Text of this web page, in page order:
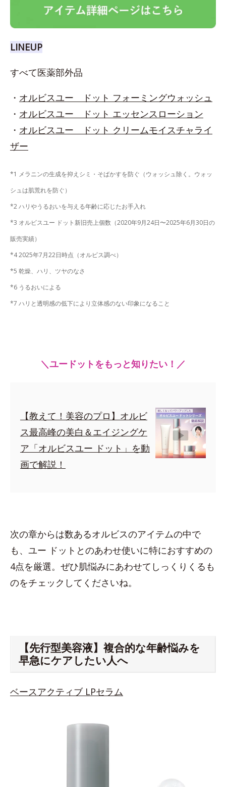
LINEUP
すべて医薬部外品
・ オルビスユー ドット フォーミングウォッシュ
・ オルビスユー ドット エッセンスローション
・ オルビスユー ドット クリームモイスチャライ
ザー
*1 メラニンの生成を抑えシミ・そばかすを防ぐ（ウォッシュ除く。ウォッ
シュは肌荒れを防ぐ）
*2 ハリやうるおいを与える年齢に応じたお手入れ
*3 オルビスユー ドット新旧売上個数（2020年9月24日〜2025年6月30日の
販売実績）
*4 2025年7月22日時点（オルビス調べ）
*5 乾燥、ハリ、ツヤのなさ
*6 うるおいによる
*7 ハリと透明感の低下により立体感のない印象になること
＼ユードットをもっと知りたい！／
【教えて！美容のプロ】オルビ
ス最高峰の美白＆エイジングケ
ア「オルビスユー ドット」を動
画で解説！
次の章からは数あるオルビスのアイテムの中で
も、ユー ドットとのあわせ使いに特におすすめの
4点を厳選。ぜひ肌悩みにあわせてしっくりくるも
のをチェックしてくださいね。
【先行型美容液】複合的な年齢悩みを
早急にケアしたい人へ
ベースアクティブ LPセラム